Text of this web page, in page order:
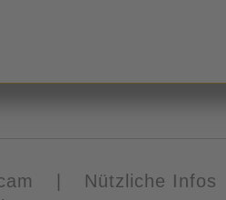
Nützliche Infos